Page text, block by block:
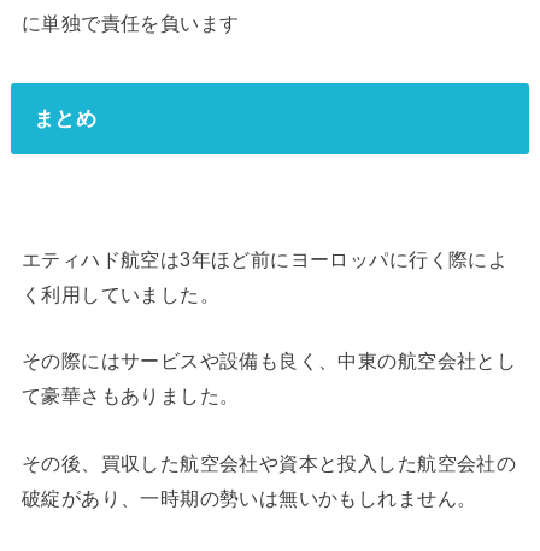
に単独で責任を負います
まとめ
エティハド航空は3年ほど前にヨーロッパに行く際によ
く利用していました。
その際にはサービスや設備も良く、中東の航空会社とし
て豪華さもありました。
その後、買収した航空会社や資本と投入した航空会社の
破綻があり、一時期の勢いは無いかもしれません。